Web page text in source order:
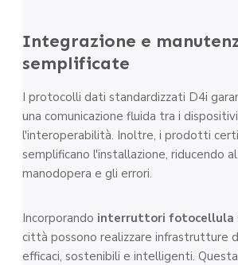
Integrazione e
semplificate
I protocolli dati standardizzati D4i
una comunicazione fluida tra i
l'interoperabilità. Inoltre, i prodotti
semplificano l'installazione, riducendo
manodopera e gli errori.
Incorporando interruttori fotocellula
città possono realizzare infrastrutture
efficaci, sostenibili e intelligenti.